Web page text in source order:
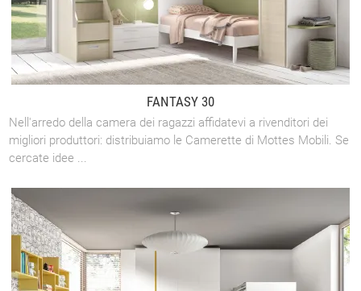
FANTASY 30
Nell'arredo della camera dei ragazzi affidatevi a rivenditori dei
migliori produttori: distribuiamo le Camerette di Mottes Mobili. Se
cercate idee ...